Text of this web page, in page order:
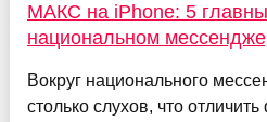
МАКС на iPhone: 5
национальном
Вокруг национального
столько слухов, что